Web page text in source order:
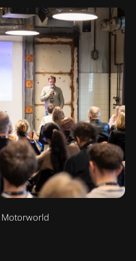
Motorworld